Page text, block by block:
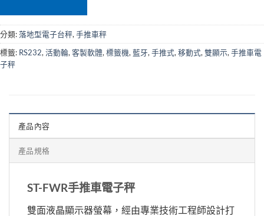
分類:落地型電子台秤, 手推車秤
標籤: RS232, 活動輪, 客製軟體, 標籤機, 藍牙, 手推式, 移動式, 雙顯示, 手推車電
子秤
產品內容
產品規格
ST-FWR手推車電子秤
雙面液晶顯示器螢幕，經由專業技術工程師設計打